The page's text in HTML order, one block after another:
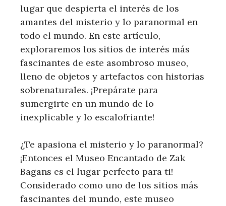
lugar que despierta el interés de los
amantes del misterio y lo paranormal en
todo el mundo. En este artículo,
exploraremos los sitios de interés más
fascinantes de este asombroso museo,
lleno de objetos y artefactos con historias
sobrenaturales. ¡Prepárate para
sumergirte en un mundo de lo
inexplicable y lo escalofriante!
¿Te apasiona el misterio y lo paranormal?
¡Entonces el Museo Encantado de Zak
Bagans es el lugar perfecto para ti!
Considerado como uno de los sitios más
fascinantes del mundo, este museo